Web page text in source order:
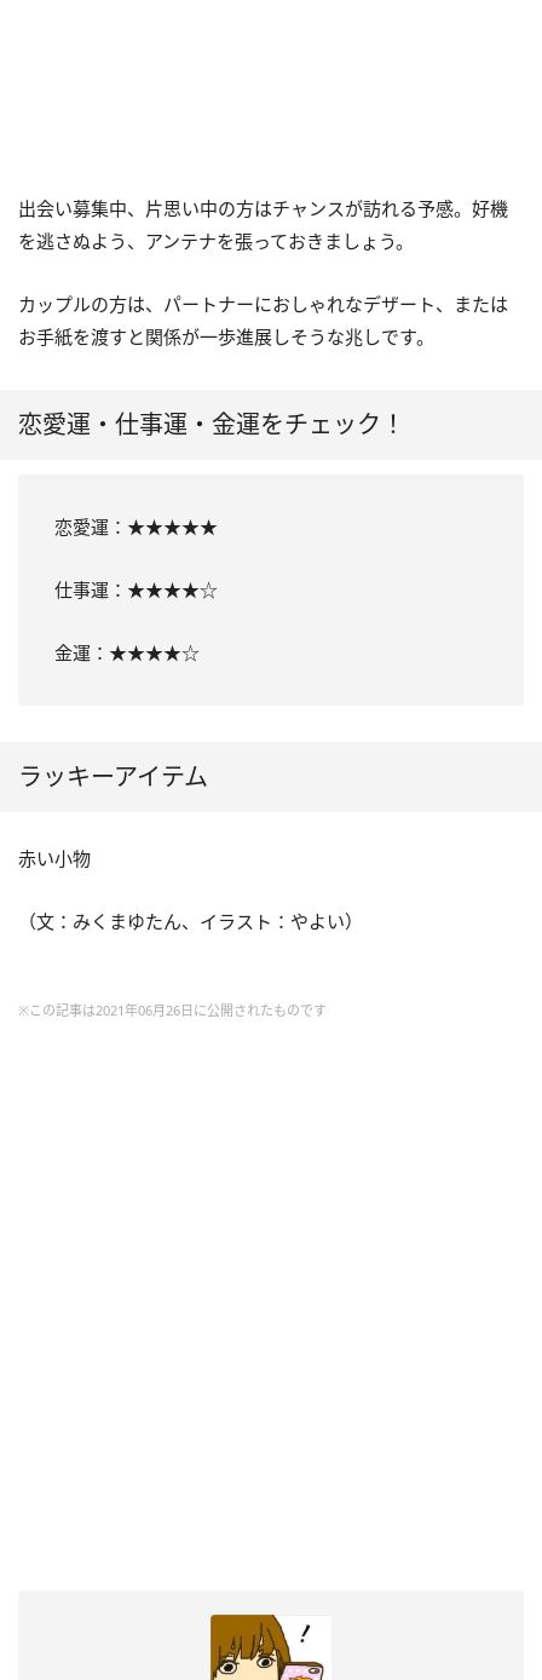
出会い募集中、片思い中の方はチャンスが訪れる予感。好機
を逃さぬよう、アンテナを張っておきましょう。
カップルの方は、パートナーにおしゃれなデザート、または
お手紙を渡すと関係が一歩進展しそうな兆しです。
恋愛運・仕事運・金運をチェック！
恋愛運：★★★★★
仕事運：★★★★☆
金運：★★★★☆
ラッキーアイテム
赤い小物
（文：みくまゆたん、イラスト：やよい）
※この記事は2021年06月26日に公開されたものです